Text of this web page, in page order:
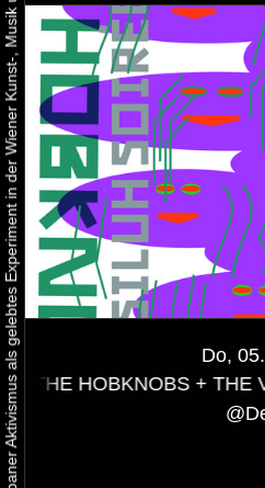
Urbaner Aktivismus als gelebtes Experiment in der Wiener Kunst-, Musik und Clubszene
Do,
+ THE VELVET
@